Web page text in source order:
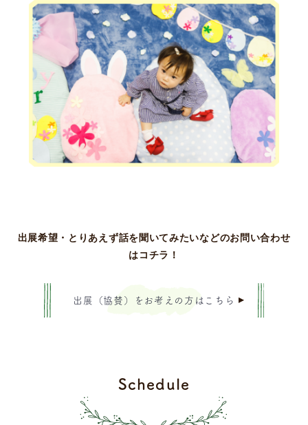
出展希望・とりあえず話を聞いてみたいなどのお問い合わせ
はコチラ！
出展（協賛）をお考えの方はこちら
Schedule